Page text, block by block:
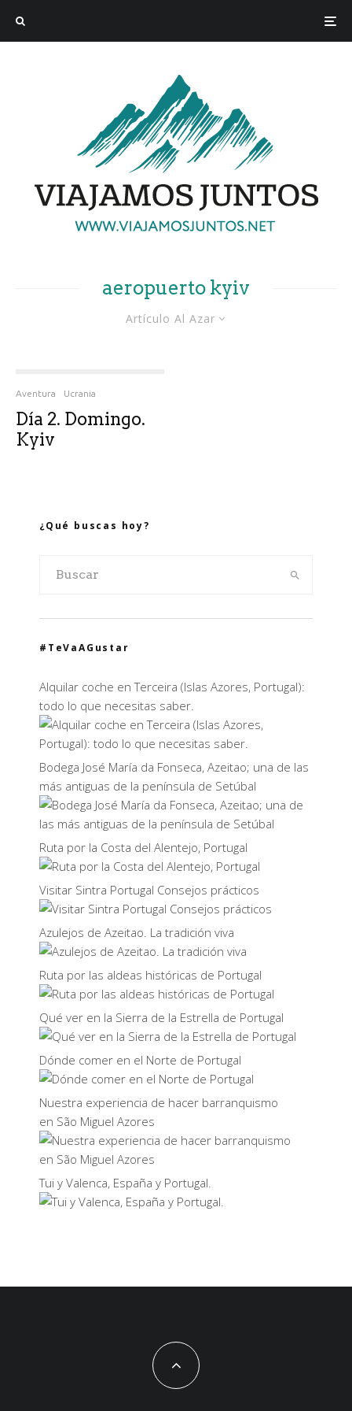
aeropuerto kyiv
Artículo Al Azar
Aventura Ucrania
Día 2. Domingo.
Kyiv
¿Qué buscas hoy?
#TeVaAGustar
Alquilar coche en Terceira (Islas Azores, Portugal):
todo lo que necesitas saber.
Bodega José María da Fonseca, Azeitao; una de las
más antiguas de la península de Setúbal
Ruta por la Costa del Alentejo, Portugal
Visitar Sintra Portugal Consejos prácticos
Azulejos de Azeitao. La tradición viva
Ruta por las aldeas históricas de Portugal
Qué ver en la Sierra de la Estrella de Portugal
Dónde comer en el Norte de Portugal
Nuestra experiencia de hacer barranquismo
en São Miguel Azores
Tui y Valenca, España y Portugal.